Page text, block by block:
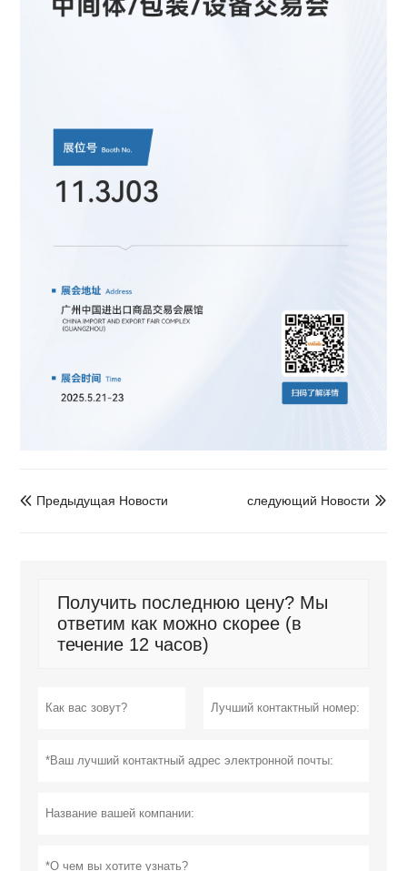
 Предыдущая Hовости 
следующий Hовости
Получить последнюю цену? Мы
ответим как можно скорее (в
течение 12 часов)